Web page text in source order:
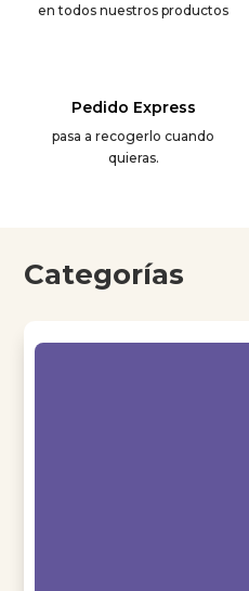
en todos nuestros productos
Pedido Express
pasa a recogerlo cuando
quieras.
Categorías